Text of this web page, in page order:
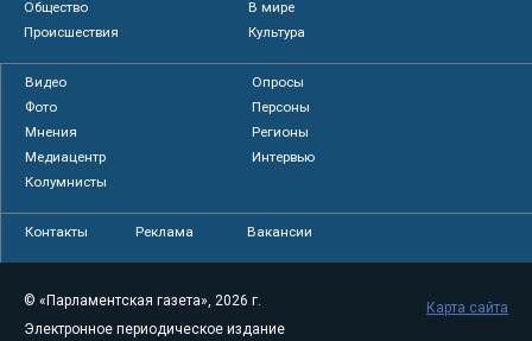
Общество
В мире
Происшествия
Культура
Видео
Опросы
Фото
Персоны
Мнения
Регионы
Медиацентр
Интервью
Колумнисты
Контакты Реклама Вакансии
© «Парламентская газета», 2026 г.
Электронное периодическое издание
Карта сайта